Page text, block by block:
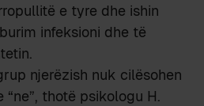
e tyre dhe ishin
infeksioni dhe të
njerëzish nuk cilësohen
thotë psikologu H.